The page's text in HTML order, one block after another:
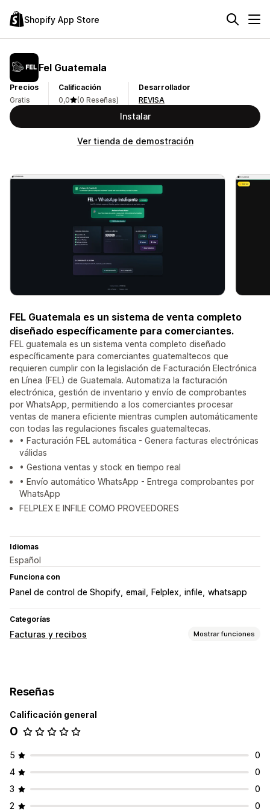
Shopify App Store
Fel Guatemala
Precios
Gratis
Calificación
0,0
(0 Reseñas)
Desarrollador
REVISA
Instalar
Ver tienda de demostración
FEL Guatemala es un sistema de venta completo
diseñado específicamente para comerciantes.
FEL guatemala es un sistema venta completo diseñado
específicamente para comerciantes guatemaltecos que
requieren cumplir con la legislación de Facturación Electrónica
en Línea (FEL) de Guatemala. Automatiza la facturación
electrónica, gestión de inventario y envío de comprobantes
por WhatsApp, permitiendo a los comerciantes procesar
ventas de manera eficiente mientras cumplen automáticamente
con todas las regulaciones fiscales guatemaltecas.
• Facturación FEL automática - Genera facturas electrónicas
válidas
• Gestiona ventas y stock en tiempo real
• Envío automático WhatsApp - Entrega comprobantes por
WhatsApp
FELPLEX E INFILE COMO PROVEEDORES
Idiomas
Español
Funciona con
Panel de control de Shopify email Felplex infile whatsapp
Categorías
Facturas y recibos Mostrar funciones
Automatización de correos electrónicos
Generación de PDF
Reseñas
Calificación general
0
5
0
4
0
3
0
2
0